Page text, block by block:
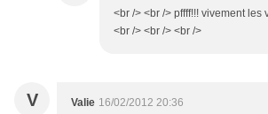
<br /> <br /> pffff!!! vivement les
<br /> <br /> <br />
V Valie 16/02/2012 20:36